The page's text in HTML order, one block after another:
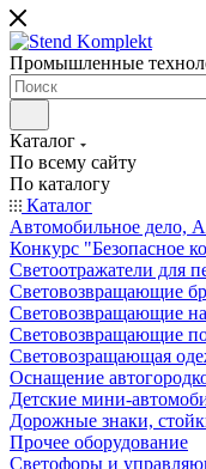
Промышленные
Каталог
По всему сайту
По каталогу
Каталог
Автомобильное дело,
Конкурс "Безопасное
Светоотражатели для
Световозвращающие
Световозвращающие
Световозвращающие
Световозращающая
Оснащение
Детские мини-
Дорожные знаки,
Прочее оборудование
Светофоры и